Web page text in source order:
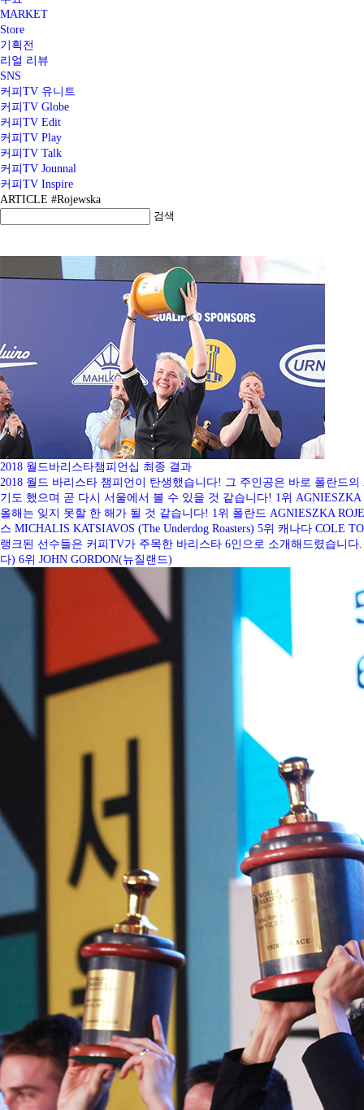
MARKET
Store
기획전
리얼 리뷰
SNS
커피TV 유니트
커피TV Globe
커피TV Edit
커피TV Play
커피TV Talk
커피TV Jounnal
커피TV Inspire
ARTICLE #Rojewska
검색
2018 월드바리스타챔피언십 최종 결과
2018 월드 바리스타 챔피언이 탄생했습니다! 그 주인공은 바로 폴란드
기도 했으며 곧 다시 서울에서 볼 수 있을 것 같습니다! 1위
올해는 잊지 못할 한 해가 될 것 같습니다! 1위 폴란드 AGNIESZKA
스 MICHALIS KATSIAVOS (The Underdog Roasters) 5위 캐나다 COLE
랭크된 선수들은 커피TV가 주목한 바리스타 6인으로 소개해드렸습니
다) 6위 JOHN GORDON(뉴질랜드)